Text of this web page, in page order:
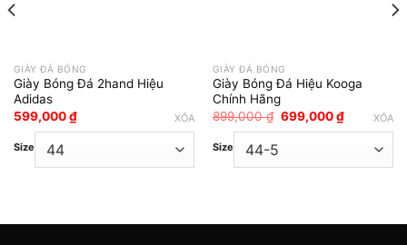
GIÀY ĐÁ BÓNG
Giày Bóng Đá 2hand Hiệu
Adidas
599,000₫
Size
XÓA
GIÀY ĐÁ BÓNG
Giày Bóng Đá Hiệu Kooga
Chính Hãng
899,000₫ Giá
699,000₫Giá
hiện
Size
XÓA